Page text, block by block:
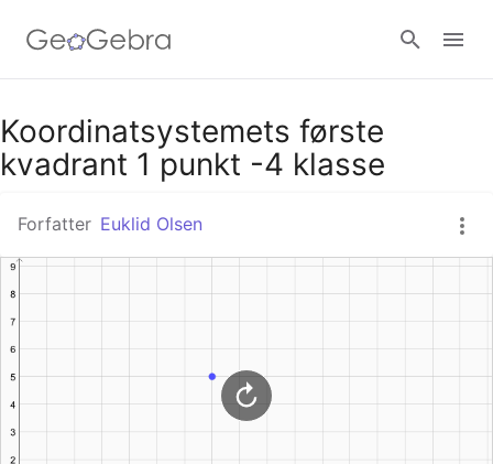
Google Classroom
Koordinatsystemets første
kvadrant 1 punkt -4 klasse
Forfatter Euklid Olsen